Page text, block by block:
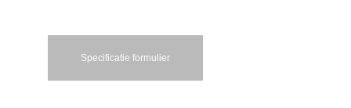
Specificatie formulier